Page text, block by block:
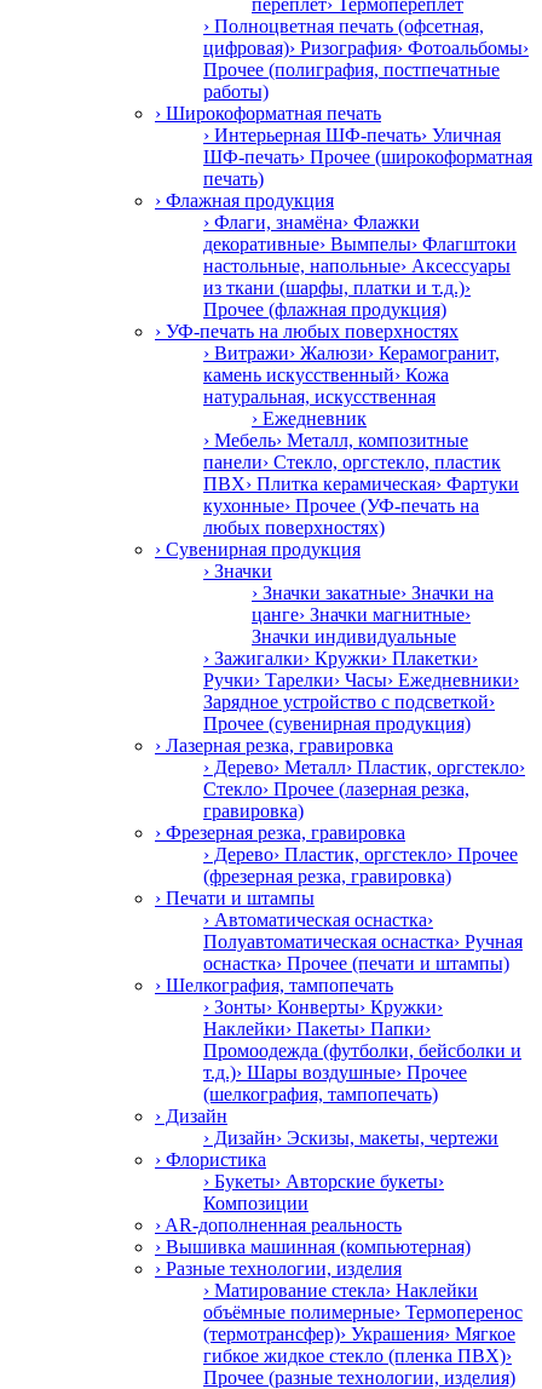
переплёт› Термопереплёт
› Полноцветная печать (офсетная,
цифровая)› Ризография› Фотоальбомы›
Прочее (полиграфия, постпечатные
работы)
› Широкоформатная печать
› Интерьерная ШФ-печать› Уличная
ШФ-печать› Прочее (широкоформатная
печать)
› Флажная продукция
› Флаги, знамёна› Флажки
декоративные› Вымпелы› Флагштоки
настольные, напольные› Аксессуары
из ткани (шарфы, платки и т.д.)›
Прочее (флажная продукция)
› УФ-печать на любых поверхностях
› Витражи› Жалюзи› Керамогранит,
камень искусственный› Кожа
натуральная, искусственная
› Ежедневник
› Мебель› Металл, композитные
панели› Стекло, оргстекло, пластик
ПВХ› Плитка керамическая› Фартуки
кухонные› Прочее (УФ-печать на
любых поверхностях)
› Сувенирная продукция
› Значки
› Значки закатные› Значки на
цанге› Значки магнитные›
Значки индивидуальные
› Зажигалки› Кружки› Плакетки›
Ручки› Тарелки› Часы› Ежедневники›
Зарядное устройство с подсветкой›
Прочее (сувенирная продукция)
› Лазерная резка, гравировка
› Дерево› Металл› Пластик, оргстекло›
Стекло› Прочее (лазерная резка,
гравировка)
› Фрезерная резка, гравировка
› Дерево› Пластик, оргстекло› Прочее
(фрезерная резка, гравировка)
› Печати и штампы
› Автоматическая оснастка›
Полуавтоматическая оснастка› Ручная
оснастка› Прочее (печати и штампы)
› Шелкография, тампопечать
› Зонты› Конверты› Кружки›
Наклейки› Пакеты› Папки›
Промоодежда (футболки, бейсболки и
т.д.)› Шары воздушные› Прочее
(шелкография, тампопечать)
› Дизайн
› Дизайн› Эскизы, макеты, чертежи
› Флористика
› Букеты› Авторские букеты›
Композиции
› AR-дополненная реальность
› Вышивка машинная (компьютерная)
› Разные технологии, изделия
› Матирование стекла› Наклейки
объёмные полимерные› Термоперенос
(термотрансфер)› Украшения› Мягкое
гибкое жидкое стекло (пленка ПВХ)›
Прочее (разные технологии, изделия)